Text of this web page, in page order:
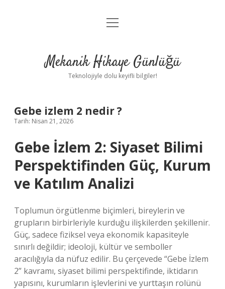
Anasayfa
Yasal Uyarı
menüyü
Mekanik Hikaye Günlüğü
Teknolojiyle dolu keyifli bilgiler!
Gebe izlem 2 nedir ?
Tarih: Nisan 21, 2026
Gebe İzlem 2: Siyaset Bilimi
Perspektifinden Güç, Kurum
ve Katılım Analizi
Toplumun örgütlenme biçimleri, bireylerin ve
grupların birbirleriyle kurduğu ilişkilerden şekillenir.
Güç, sadece fiziksel veya ekonomik kapasiteyle
sınırlı değildir; ideoloji, kültür ve semboller
aracılığıyla da nüfuz edilir. Bu çerçevede “Gebe İzlem
2” kavramı, siyaset bilimi perspektifinde, iktidarın
yapısını, kurumların işlevlerini ve yurttaşın rolünü